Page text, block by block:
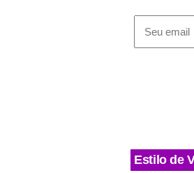
Com a
Estilo de